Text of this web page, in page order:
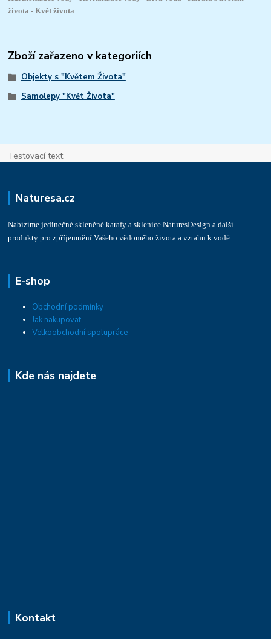
života - Květ života
Zboží zařazeno v kategoriích
Objekty s "Květem Života"
Samolepy "Květ Života"
Testovací text
Naturesa.cz
Nabízíme jedinečné skleněné karafy a sklenice NaturesDesign a další
produkty pro zpříjemnění Vašeho vědomého života a vztahu k vodě.
E-shop
Obchodní podmínky
Jak nakupovat
Velkoobchodní spolupráce
Kde nás najdete
Kontakt